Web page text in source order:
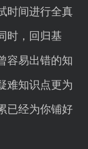
时间进行全真
时，回归基
容易出错的知
难知识点更为
已经为你铺好